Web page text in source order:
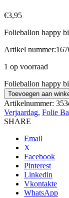
€3,95
Folieballon happy
Artikel
1 op voorraad
Folieballon happy
Toevoegen aan
Artikelnummer:
Verjaardag, Folie
SHARE
Email
X
Facebook
Pinterest
Linkedin
Vkontakte
WhatsApp